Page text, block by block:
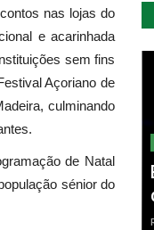
nas lojas do
e acarinhada
sem fins
Açoriano de
culminando
de Natal
sénior do